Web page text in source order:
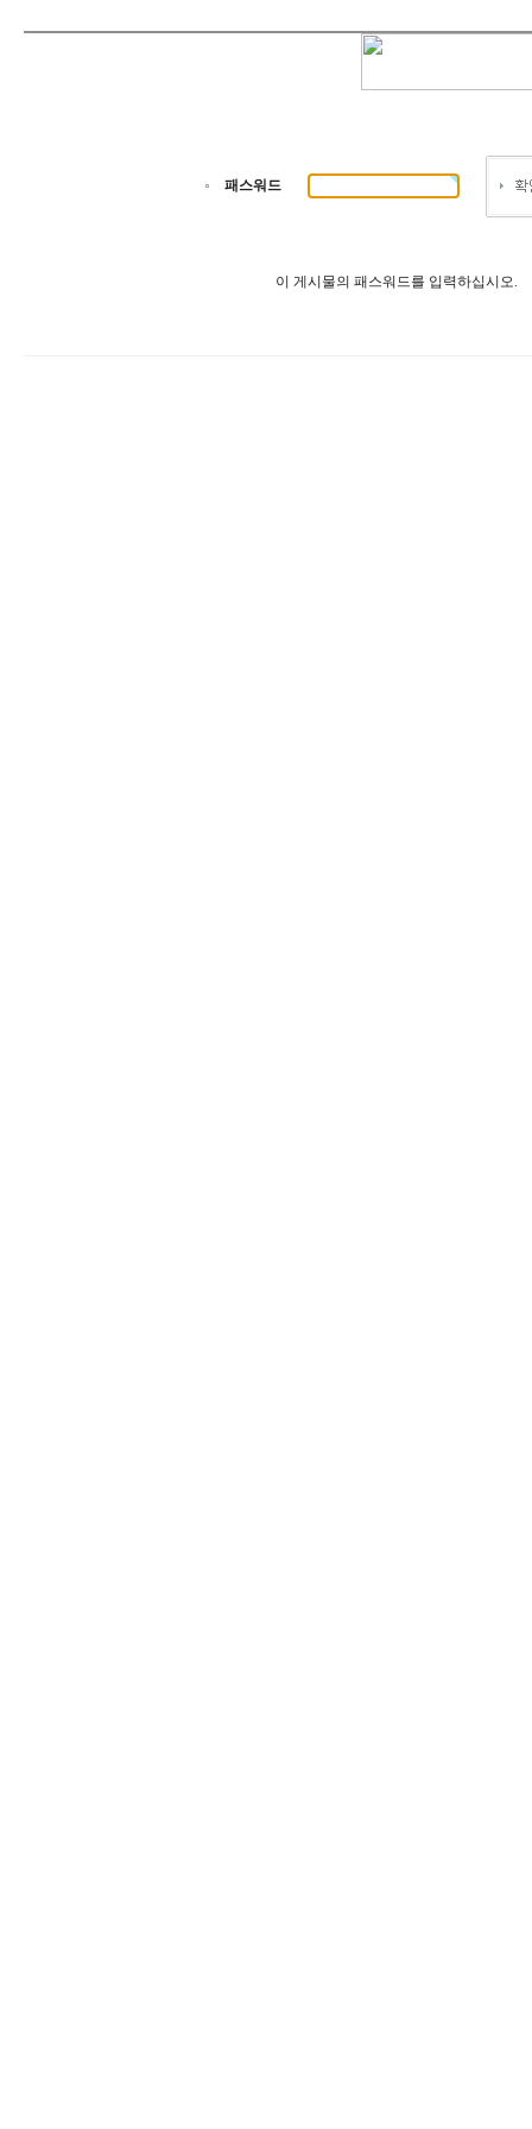
패스워드
이 게시물의 패스워드를 입력하십시오.